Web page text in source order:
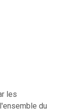
les
du